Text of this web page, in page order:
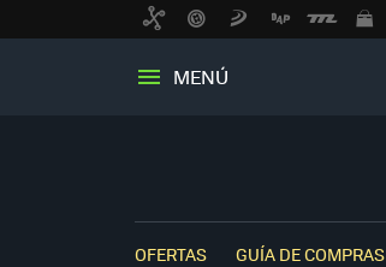
MENÚ
OFERTAS GUÍA DE COMPRAS